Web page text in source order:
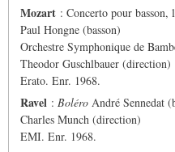
Mozart : Concerto pour basson,
Paul Hongne (basson)
Orchestre Symphonique de
Theodor Guschlbauer (direction)
Erato. Enr. 1968.
Ravel : Boléro André Sennedat
Charles Munch (direction)
EMI. Enr. 1968.